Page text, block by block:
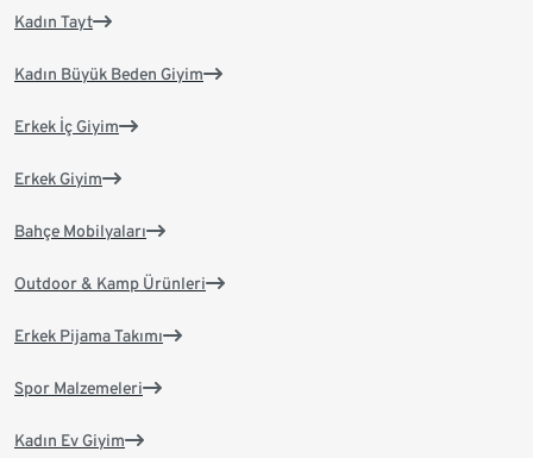
Kadın Tayt
Kadın Büyük Beden Giyim
Erkek İç Giyim
Erkek Giyim
Bahçe Mobilyaları
Outdoor & Kamp Ürünleri
Erkek Pijama Takımı
Spor Malzemeleri
Kadın Ev Giyim